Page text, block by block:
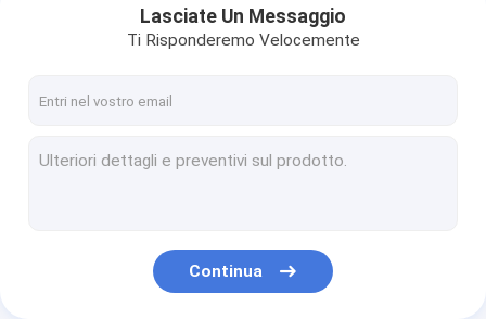
Rullo ondulato
Macchina di Slotter della stampante di Flexo
macchina di cucitura della scatola ondulata
Lasciate Un Messaggio
Ti Risponderemo Velocemente
Continua